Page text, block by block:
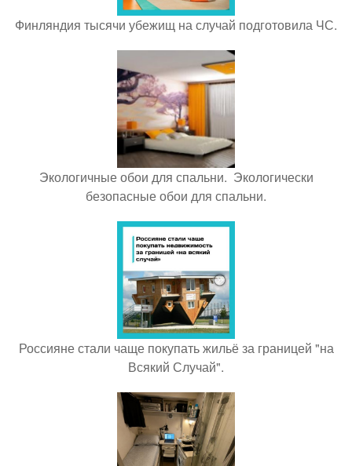
Финляндия тысячи убежищ на случай подготовила ЧС.
Экологичные обои для спальни. Экологически
безопасные обои для спальни.
Россияне стали чаще покупать жильё за границей "на
Всякий Случай".